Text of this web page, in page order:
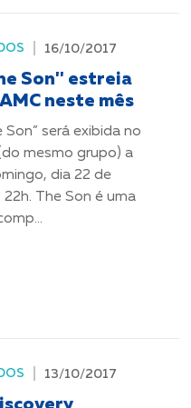
16/10/2017
Son'' estreia
neste mês
Son” será exibida no
mesmo grupo) a
dia 22 de
The Son é uma
13/10/2017